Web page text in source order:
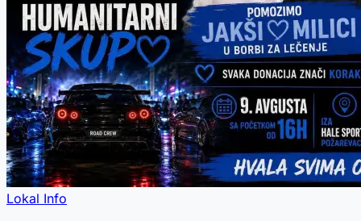
Lokal Info